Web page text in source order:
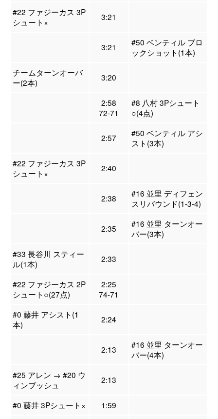
#22 ファジーカス 3P
シュート×
3:21
3:21
#50 ベンティル ブロ
ックショット(1本)
チームターンオーバ
ー(2本)
3:20
2:58
72-71
#8 八村 3Pシュート
○(4点)
2:57
#50 ベンティル アシ
スト(3本)
#22 ファジーカス 3P
シュート×
2:40
2:38
#16 並里 ディフェン
スリバウンド(1-3-4)
2:35
#16 並里 ターンオー
バー(3本)
#33 長谷川 スティー
ル(1本)
2:33
#22 ファジーカス 2P
シュート○(27点)
2:25
74-71
#0 藤井 アシスト(1
本)
2:24
2:13
#16 並里 ターンオー
バー(4本)
#25 アレン → #20 ウ
ィンブッシュ
2:13
#0 藤井 3Pシュート× 1:59